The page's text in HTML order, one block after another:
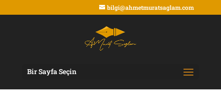
bilgi@ahmetmuratsaglam.com
Bir Sayfa Seçin